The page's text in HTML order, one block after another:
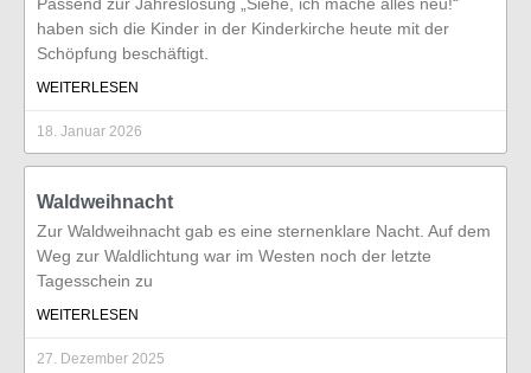
haben sich die Kinder in der Kinderkirche heute mit der
Schöpfung beschäftigt.
WEITERLESEN
18. Januar 2026
Waldweihnacht
Zur Waldweihnacht gab es eine sternenklare Nacht. Auf dem
Weg zur Waldlichtung war im Westen noch der letzte
Tagesschein zu
WEITERLESEN
27. Dezember 2025